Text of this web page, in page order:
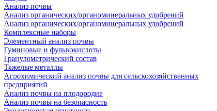
Анализ почвы
Анализ органических/органоминеральных удобрений
Анализ органических/органоминеральных удобрений
Комплексные наборы
Элементный анализ почвы
Гуминовые и фульвокислоты
Гранулометрический состав
Тяжелые металлы
Агрохимический анализ почвы для сельскохозяйственных
предприятий
Анализ почвы на плодородие
Анализ почвы на безопасность